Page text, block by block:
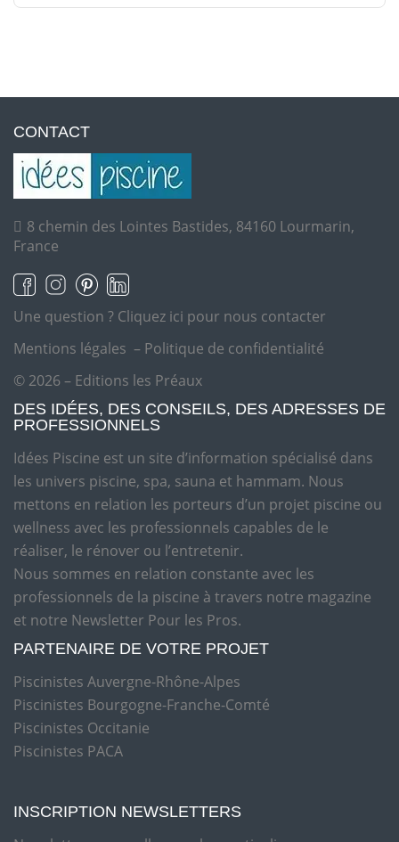
CONTACT
8 chemin des Lointes Bastides, 84160 Lourmarin,
France
Une question ? Cliquez ici pour nous contacter
Mentions légales – Politique de confidentialité
© 2026 – Editions les Préaux
DES IDÉES, DES CONSEILS, DES ADRESSES DE
PROFESSIONNELS
Idées Piscine est un site d’information spécialisé dans
les univers piscine, spa, sauna et hammam. Nous
mettons en relation les porteurs d’un projet piscine ou
wellness avec les professionnels capables de le
réaliser, le rénover ou l’entretenir.
Nous sommes en relation constante avec les
professionnels de la piscine à travers notre magazine
et notre Newsletter Pour les Pros.
PARTENAIRE DE VOTRE PROJET
Piscinistes Auvergne-Rhône-Alpes
Piscinistes Bourgogne-Franche-Comté
Piscinistes Occitanie
Piscinistes PACA
INSCRIPTION NEWSLETTERS